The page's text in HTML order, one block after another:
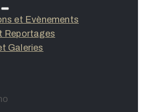
et Evènements
Reportages
Galeries